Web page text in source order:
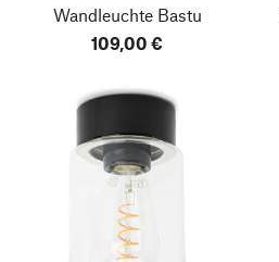
Wandleuchte Bastu
109,00 €